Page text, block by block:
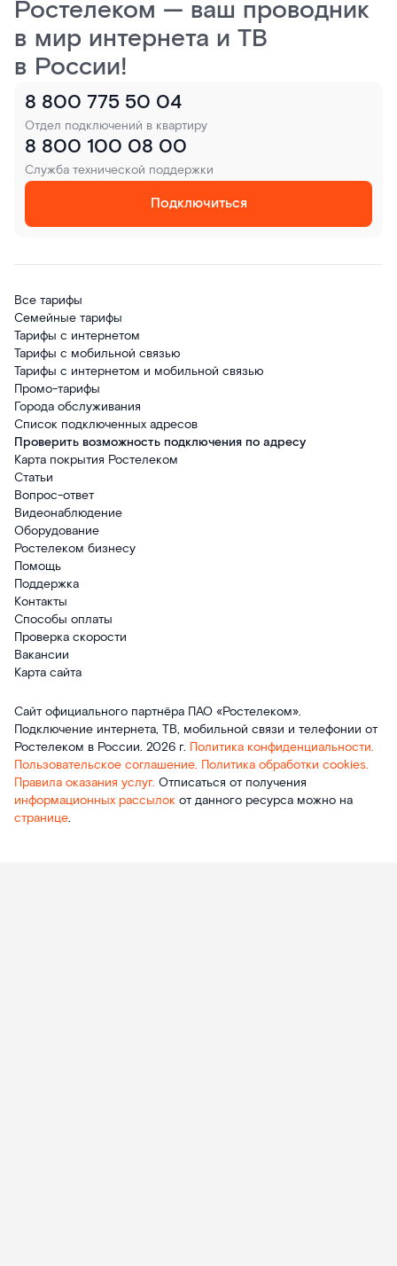
Ростелеком — ваш проводник
в мир интернета и ТВ
в России!
8 800 775 50 04
Отдел подключений в квартиру
8 800 100 08 00
Служба технической поддержки
Подключиться
Все тарифы
Семейные тарифы
Тарифы с интернетом
Тарифы с мобильной связью
Тарифы с интернетом и мобильной связью
Промо-тарифы
Города обслуживания
Список подключенных адресов
Проверить возможность подключения по адресу
Карта покрытия Ростелеком
Статьи
Вопрос-ответ
Видеонаблюдение
Оборудование
Ростелеком бизнесу
Помощь
Поддержка
Контакты
Способы оплаты
Проверка скорости
Вакансии
Карта сайта
Сайт официального партнёра ПАО «Ростелеком».
Подключение интернета, ТВ, мобильной связи и телефонии от
Ростелеком в России. 2026 г. Политика конфиденциальности.
Пользовательское соглашение. Политика обработки cookies.
Правила оказания услуг. Отписаться от получения
информационных рассылок от данного ресурса можно на
странице.